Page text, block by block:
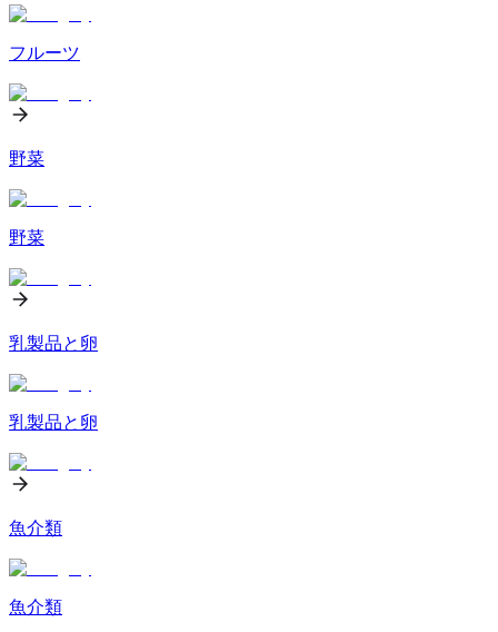
フルーツ
野菜
野菜
乳製品と卵
乳製品と卵
魚介類
魚介類